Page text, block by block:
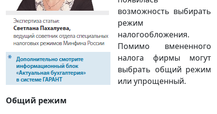
возможность выбирать
режим
налогообложения.
Помимо вмененного
налога фирмы могут
выбрать общий режим
или упрощенный.
Общий режим